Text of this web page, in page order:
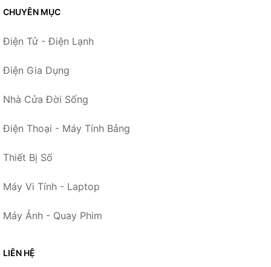
CHUYÊN MỤC
Điện Tử - Điện Lạnh
Điện Gia Dụng
Nhà Cửa Đời Sống
Điện Thoại - Máy Tính Bảng
Thiết Bị Số
Máy Vi Tính - Laptop
Máy Ảnh - Quay Phim
LIÊN HỆ